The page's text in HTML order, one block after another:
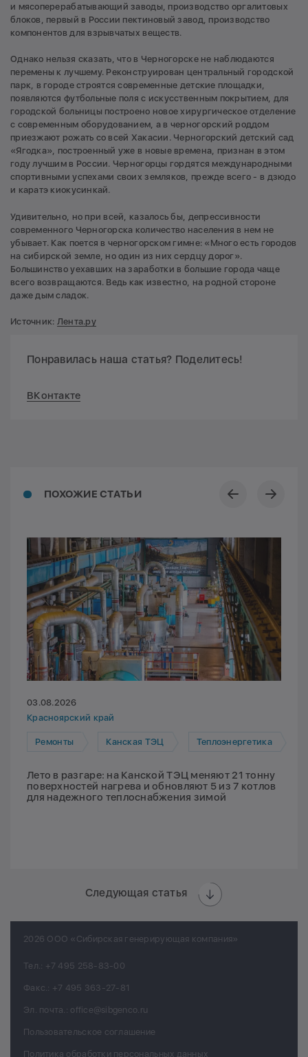
и мясоперерабатывающий заводы, производство оргалитовых
блоков, первый в России пектиновый завод, производство
компонентов для взрывчатых веществ.
Однако нельзя сказать, что в Черногорске не наблюдаются
перемены к лучшему. Реконструирован центральный городской
парк, в городе строятся современные детские площадки,
появляются футбольные поля с искусственным покрытием, для
городской больницы построено новое хирургическое отделение
с современным оборудованием, а в черногорский роддом
приезжают рожать со всей Хакасии. Черногорский детский сад
«Ягодка», построенный уже в новые времена, признан в этом
году лучшим в России. Черногорцы гордятся международными
спортивными успехами своих земляков, прежде всего - в дзюдо
и каратэ киокусинкай.
Удивительно, но при всей, казалось бы, депрессивности
современного Черногорска количество населения в нем не
убывает. Как поется в черногорском гимне: «Много есть городов
на сибирской земле, но один из них сердцу дорог».
Большинство уехавших на заработки в большие города чаще
всего возвращаются. Ведь как известно, на родной стороне
даже дым сладок.
Источник: Лента.ру
Понравилась наша статья? Поделитесь!
ВКонтакте
ПОХОЖИЕ СТАТЬИ
03.08.2026
Красноярский край
Ремонты Канская ТЭЦ Теплоэнергетика
Лето в разгаре: на Канской ТЭЦ меняют 21 тонну
поверхностей нагрева и обновляют 5 из 7 котлов
для надежного теплоснабжения зимой
Следующая статья
2026 ООО «Сибирская генерирующая компания»
Тел.: +7 495 258-83-00
Факс.: +7 495 363-27-81
Эл. почта.: office@sibgenco.ru
Пользовательское соглашение
Политика обработки персональных данных